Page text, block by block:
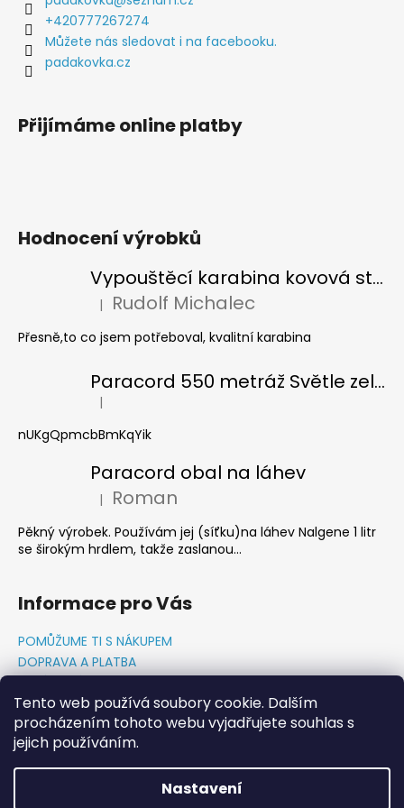
Tento web používá soubory cookie. Dalším
procházením tohoto webu vyjadřujete souhlas s
jejich používáním.
Nastavení
+420777267274
Můžete nás sledovat i na facebooku.
padakovka.cz
Přijímáme online platby
Hodnocení výrobků
Vypouštěcí karabina kovová stříbrná
Hodnocení produktu je 5 z 5 hvězdiček.
| Rudolf Michalec
Přesně,to co jsem potřeboval, kvalitní karabina
Paracord 550 metráž Světle zelená
Hodnocení produktu je 5 z 5 hvězdiček.
|
nUKgQpmcbBmKqYik
Paracord obal na láhev
Hodnocení produktu je 5 z 5 hvězdiček.
| Roman
Pěkný výrobek. Používám jej (síťku)na láhev Nalgene 1 litr
se širokým hrdlem, takže zaslanou...
Informace pro Vás
POMŮŽUME TI S NÁKUPEM
DOPRAVA A PLATBA
GDPR PODMÍNKY
Napište nám
KONTAKTY